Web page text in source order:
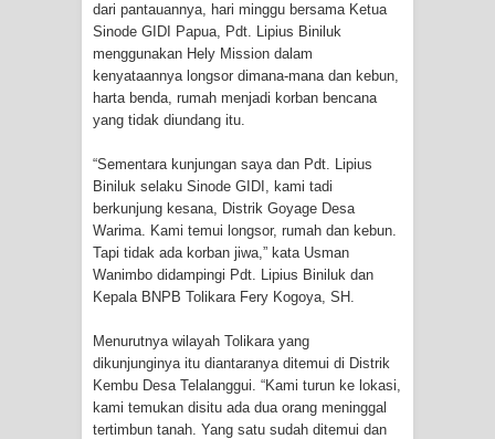
Menghambur ke Tengah Jalan
Polres Jayapura Terima Laporan
Hilangnya Agustina Ester Bonsapia
Marthen Medlama Sebut Pemprov
Papua Siapkan 1000 Kuota Beasiswa
Mace
BRI Region 18 Jayapura Salurkan
Bantuan CSR untuk RS Bhayangkara
Polda Papua pada Peringatan Hari
dari pantauannya, hari minggu bersama Ketua
Sinode GIDI Papua, Pdt. Lipius Biniluk
menggunakan Hely Mission dalam
kenyataannya longsor dimana-mana dan kebun,
harta benda, rumah menjadi korban bencana
yang tidak diundang itu.
“Sementara kunjungan saya dan Pdt. Lipius
Biniluk selaku Sinode GIDI, kami tadi
berkunjung kesana, Distrik Goyage Desa
Warima. Kami temui longsor, rumah dan kebun.
Tapi tidak ada korban jiwa,” kata Usman
Wanimbo didampingi Pdt. Lipius Biniluk dan
Kepala BNPB Tolikara Fery Kogoya, SH.
Menurutnya wilayah Tolikara yang
dikunjunginya itu diantaranya ditemui di Distrik
Kembu Desa Telalanggui. “Kami turun ke lokasi,
kami temukan disitu ada dua orang meninggal
tertimbun tanah. Yang satu sudah ditemui dan